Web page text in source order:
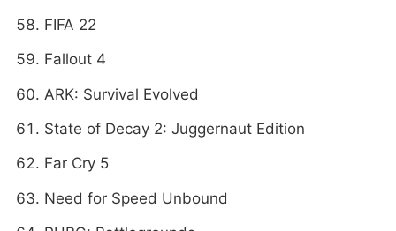
FIFA 22
Fallout 4
ARK: Survival Evolved
State of Decay 2: Juggernaut Edition
Far Cry 5
Need for Speed Unbound